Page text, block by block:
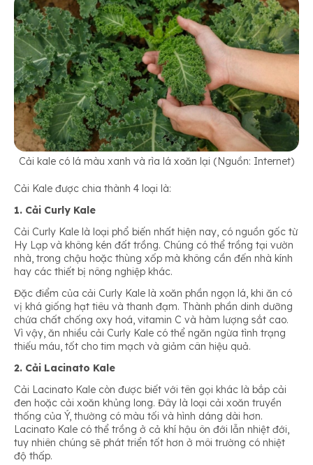
Cải kale có lá màu xanh và rìa lá xoăn lại (Nguồn: Internet)
Cải Kale được chia thành 4 loại là:
1. Cải Curly Kale
Cải Curly Kale là loại phổ biến nhất hiện nay, có nguồn gốc từ
Hy Lạp và không kén đất trồng. Chúng có thể trồng tại vườn
nhà, trong chậu hoặc thùng xốp mà không cần đến nhà kính
hay các thiết bị nông nghiệp khác.
Đặc điểm của cải Curly Kale là xoăn phần ngọn lá, khi ăn có
vị khá giống hạt tiêu và thanh đạm. Thành phần dinh dưỡng
chứa chất chống oxy hoá, vitamin C và hàm lượng sắt cao.
Vì vậy, ăn nhiều cải Curly Kale có thể ngăn ngừa tình trạng
thiếu máu, tốt cho tim mạch và giảm cân hiệu quả.
2. Cải Lacinato Kale
Cải Lacinato Kale còn được biết với tên gọi khác là bắp cải
đen hoặc cải xoăn khủng long. Đây là loại cải xoăn truyền
thống của Ý, thường có màu tối và hình dáng dài hơn.
Lacinato Kale có thể trồng ở cả khí hậu ôn đới lẫn nhiệt đới,
tuy nhiên chúng sẽ phát triển tốt hơn ở môi trường có nhiệt
độ thấp.